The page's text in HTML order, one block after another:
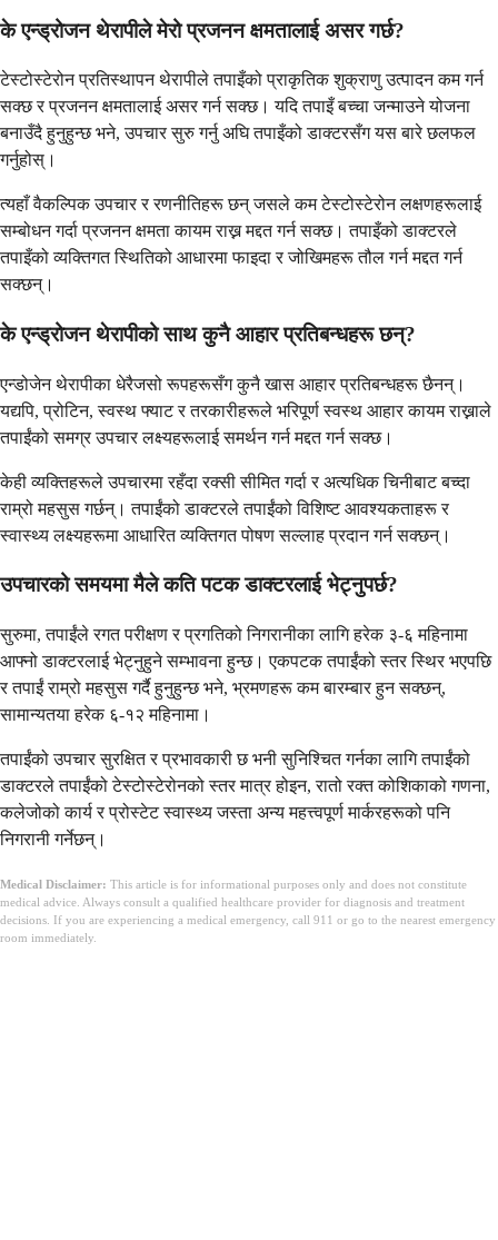
के एन्ड्रोजन थेरापीले मेरो प्रजनन क्षमतालाई असर गर्छ?
टेस्टोस्टेरोन प्रतिस्थापन थेरापीले तपाइँको प्राकृतिक शुक्राणु उत्पादन कम गर्न
सक्छ र प्रजनन क्षमतालाई असर गर्न सक्छ। यदि तपाइँ बच्चा जन्माउने योजना
बनाउँदै हुनुहुन्छ भने, उपचार सुरु गर्नु अघि तपाइँको डाक्टरसँग यस बारे छलफल
गर्नुहोस्।
त्यहाँ वैकल्पिक उपचार र रणनीतिहरू छन् जसले कम टेस्टोस्टेरोन लक्षणहरूलाई
सम्बोधन गर्दा प्रजनन क्षमता कायम राख्न मद्दत गर्न सक्छ। तपाइँको डाक्टरले
तपाइँको व्यक्तिगत स्थितिको आधारमा फाइदा र जोखिमहरू तौल गर्न मद्दत गर्न
सक्छन्।
के एन्ड्रोजन थेरापीको साथ कुनै आहार प्रतिबन्धहरू छन्?
एन्डोजेन थेरापीका धेरैजसो रूपहरूसँग कुनै खास आहार प्रतिबन्धहरू छैनन्।
यद्यपि, प्रोटिन, स्वस्थ फ्याट र तरकारीहरूले भरिपूर्ण स्वस्थ आहार कायम राख्नाले
तपाईंको समग्र उपचार लक्ष्यहरूलाई समर्थन गर्न मद्दत गर्न सक्छ।
केही व्यक्तिहरूले उपचारमा रहँदा रक्सी सीमित गर्दा र अत्यधिक चिनीबाट बच्दा
राम्रो महसुस गर्छन्। तपाईंको डाक्टरले तपाईंको विशिष्ट आवश्यकताहरू र
स्वास्थ्य लक्ष्यहरूमा आधारित व्यक्तिगत पोषण सल्लाह प्रदान गर्न सक्छन्।
उपचारको समयमा मैले कति पटक डाक्टरलाई भेट्नुपर्छ?
सुरुमा, तपाईंले रगत परीक्षण र प्रगतिको निगरानीका लागि हरेक ३-६ महिनामा
आफ्नो डाक्टरलाई भेट्नुहुने सम्भावना हुन्छ। एकपटक तपाईंको स्तर स्थिर भएपछि
र तपाईं राम्रो महसुस गर्दै हुनुहुन्छ भने, भ्रमणहरू कम बारम्बार हुन सक्छन्,
सामान्यतया हरेक ६-१२ महिनामा।
तपाईंको उपचार सुरक्षित र प्रभावकारी छ भनी सुनिश्चित गर्नका लागि तपाईंको
डाक्टरले तपाईंको टेस्टोस्टेरोनको स्तर मात्र होइन, रातो रक्त कोशिकाको गणना,
कलेजोको कार्य र प्रोस्टेट स्वास्थ्य जस्ता अन्य महत्त्वपूर्ण मार्करहरूको पनि
निगरानी गर्नेछन्।
Medical Disclaimer: This article is for informational purposes only and does not constitute
medical advice. Always consult a qualified healthcare provider for diagnosis and treatment
decisions. If you are experiencing a medical emergency, call 911 or go to the nearest emergency
room immediately.